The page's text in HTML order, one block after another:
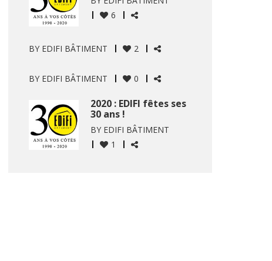
6
BY EDIFI BÂTIMENT 2
BY EDIFI BÂTIMENT 0
2020 : EDIFI fêtes ses
30 ans !
BY EDIFI BÂTIMENT
1